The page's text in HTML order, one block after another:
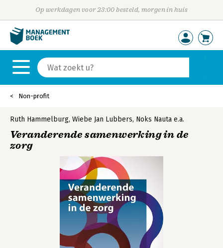
Op werkdagen voor 23:00 besteld, morgen in huis
Non-profit
Ruth Hammelburg, Wiebe Jan Lubbers, Noks Nauta e.a.
Veranderende samenwerking in de
zorg